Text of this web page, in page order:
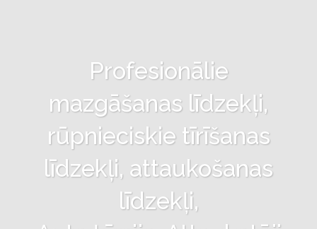
Profesionālie
mazgāšanas līdzekļi,
rūpnieciskie tīrīšanas
līdzekļi, attaukošanas
līdzekļi,